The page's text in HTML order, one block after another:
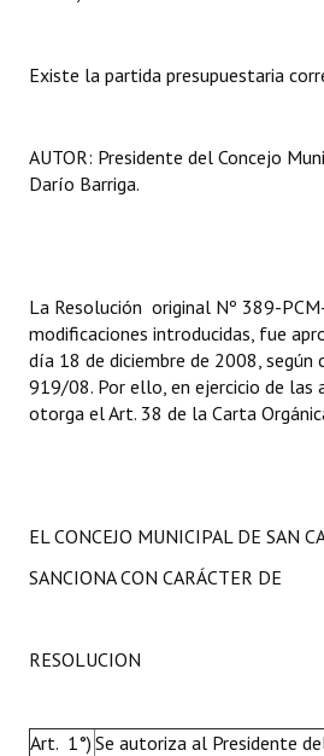
Existe la partida presupuestaria
AUTOR: Presidente del Concejo
Darío Barriga.
La Resolución original Nº 389-
modificaciones introducidas, fue
día 18 de diciembre de 2008, según
919/08. Por ello, en ejercicio de las
otorga el Art. 38 de la Carta
EL CONCEJO MUNICIPAL DE SAN
SANCIONA CON CARÁCTER DE
RESOLUCION
Art. 1°) Se autoriza al Presidente